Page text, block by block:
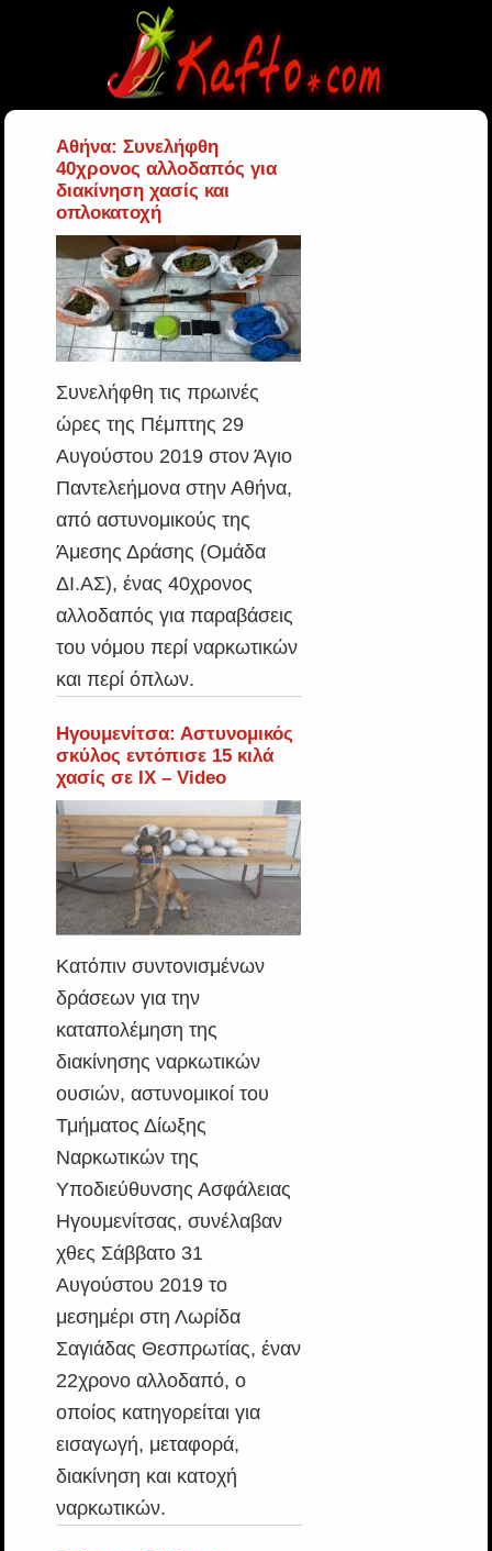
Αθήνα: Συνελήφθη
40χρονος αλλοδαπός για
διακίνηση χασίς και
οπλοκατοχή
Συνελήφθη τις πρωινές
ώρες της Πέμπτης 29
Αυγούστου 2019 στον Άγιο
Παντελεήμονα στην Αθήνα,
από αστυνομικούς της
Άμεσης Δράσης (Ομάδα
ΔΙ.ΑΣ), ένας 40χρονος
αλλοδαπός για παραβάσεις
του νόμου περί ναρκωτικών
και περί όπλων.
Ηγουμενίτσα: Αστυνομικός
σκύλος εντόπισε 15 κιλά
χασίς σε ΙΧ – Video
Κατόπιν συντονισμένων
δράσεων για την
καταπολέμηση της
διακίνησης ναρκωτικών
ουσιών, αστυνομικοί του
Τμήματος Δίωξης
Ναρκωτικών της
Υποδιεύθυνσης Ασφάλειας
Ηγουμενίτσας, συνέλαβαν
χθες Σάββατο 31
Αυγούστου 2019 το
μεσημέρι στη Λωρίδα
Σαγιάδας Θεσπρωτίας, έναν
22χρονο αλλοδαπό, ο
οποίος κατηγορείται για
εισαγωγή, μεταφορά,
διακίνηση και κατοχή
ναρκωτικών.